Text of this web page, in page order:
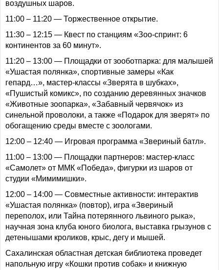
воздушных шаров.
11:00 – 11:20 — Торжественное открытие.
11:30 – 12:15 — Квест по станциям «Зоо-спринт: 6
континентов за 60 минут».
11:20 – 13:00 — Площадки от зооботпарка: для малышей
«Ушастая полянка», спортивные замеры «Как
гепард…», мастер-классы «Зверята в шубках»,
«Пушистый комикс», по созданию деревянных значков
«Животные зоопарка», «Забавный червячок» из
синельной проволоки, а также «Подарок для зверят» по
обогащению среды вместе с зоологами.
12:00 – 12:40 — Игровая программа «Звериный батл».
11:00 – 13:00 — Площадки партнеров: мастер-класс
«Самолет» от ММК «Победа», фигурки из шаров от
студии «Мимимишки».
12:00 – 14:00 — Совместные активности: интерактив
«Ушастая полянка» (повтор), игра «Звериный
переполох, или Тайна потерянного львиного рыка»,
научная зона клуба юного биолога, выставка грызунов с
детенышами кроликов, крыс, дегу и мышей.
Сахалинская областная детская библиотека проведет
напольную игру «Кошки против собак» и книжную